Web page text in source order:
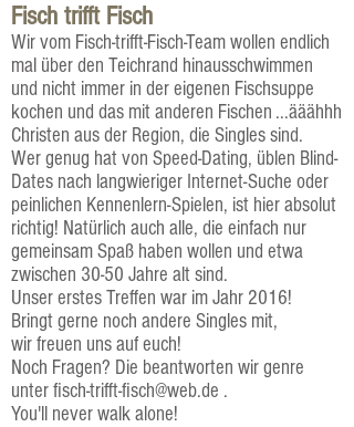
Fisch trifft Fisch
Wir vom Fisch-trifft-Fisch-Team wollen endlich
mal über den Teichrand hinausschwimmen
und nicht immer in der eigenen Fischsuppe
kochen und das mit anderen Fischen ...ääähhh
Christen aus der Region, die Singles sind.
Wer genug hat von Speed-Dating, üblen Blind-
Dates nach langwieriger Internet-Suche oder
peinlichen Kennenlern-Spielen, ist hier absolut
richtig! Natürlich auch alle, die einfach nur
gemeinsam Spaß haben wollen und etwa
zwischen 30-50 Jahre alt sind.
Unser erstes Treffen war im Jahr 2016!
Bringt gerne noch andere Singles mit,
wir freuen uns auf euch!
Noch Fragen? Die beantworten wir genre
unterfisch-trifft-fisch@web.de .
You'll never walk alone!